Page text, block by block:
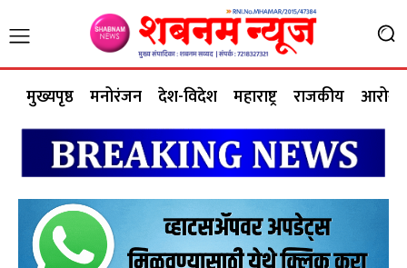
मुख्यपृष्ठ मनोरंजन देश-विदेश महाराष्ट्र राजकीय आरोग्य